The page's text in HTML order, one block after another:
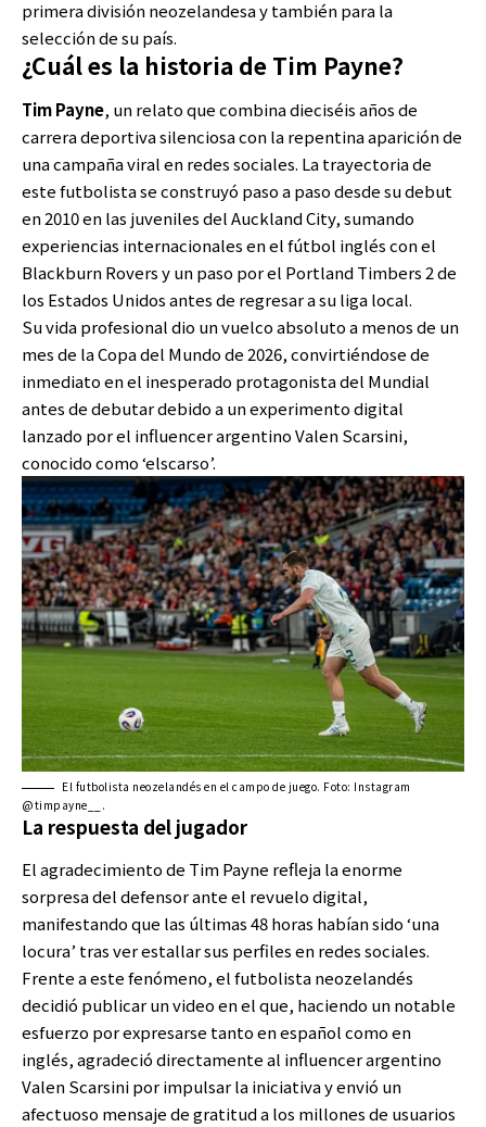
primera división neozelandesa y también para la
selección de su país.
¿Cuál es la historia de Tim Payne?
Tim Payne, un relato que combina dieciséis años de
carrera deportiva silenciosa con la repentina aparición de
una campaña viral en redes sociales. La trayectoria de
este futbolista se construyó paso a paso desde su debut
en 2010 en las juveniles del Auckland City, sumando
experiencias internacionales en el fútbol inglés con el
Blackburn Rovers y un paso por el Portland Timbers 2 de
los Estados Unidos antes de regresar a su liga local.
Su vida profesional dio un vuelco absoluto a menos de un
mes de la Copa del Mundo de 2026, convirtiéndose de
inmediato en el inesperado protagonista del Mundial
antes de debutar debido a un experimento digital
lanzado por el influencer argentino Valen Scarsini,
conocido como ‘elscarso’.
El futbolista neozelandés en el campo de juego. Foto: Instagram
@timpayne__.
La respuesta del jugador
El agradecimiento de Tim Payne refleja la enorme
sorpresa del defensor ante el revuelo digital,
manifestando que las últimas 48 horas habían sido ‘una
locura’ tras ver estallar sus perfiles en redes sociales.
Frente a este fenómeno, el futbolista neozelandés
decidió publicar un video en el que, haciendo un notable
esfuerzo por expresarse tanto en español como en
inglés, agradeció directamente al influencer argentino
Valen Scarsini por impulsar la iniciativa y envió un
afectuoso mensaje de gratitud a los millones de usuarios